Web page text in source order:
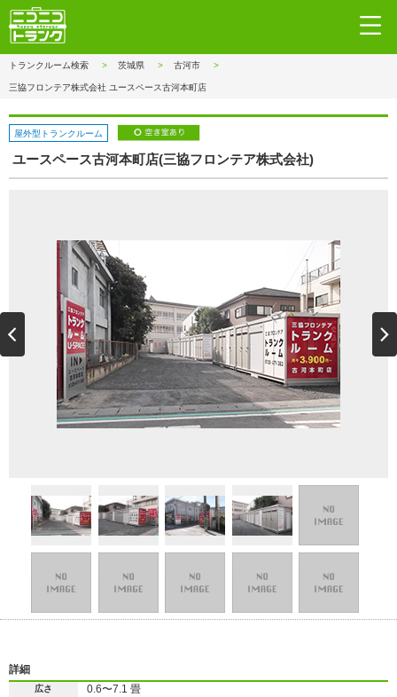
トランクルーム検索 茨城県 古河市
三協フロンテア株式会社 ユースペース古河本町店
屋外型トランクルーム
ユースペース古河本町店(三協フロンテア株式会社)
詳細
広さ 0.6〜7.1 畳